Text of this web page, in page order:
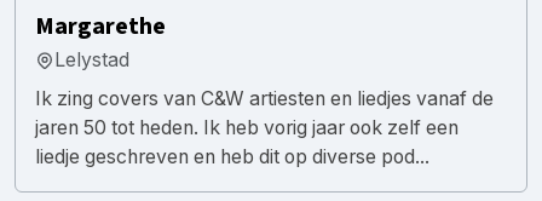
Margarethe
Lelystad
Ik zing covers van C&W artiesten en liedjes vanaf de
jaren 50 tot heden. Ik heb vorig jaar ook zelf een
liedje geschreven en heb dit op diverse pod...